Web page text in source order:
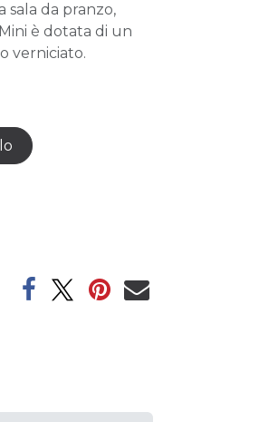
da pranzo,
è dotata di un
verniciato.